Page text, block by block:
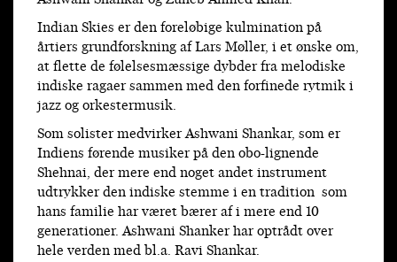
Indian Skies er den foreløbige kulmination på
årtiers grundforskning af Lars Møller, i et ønske om,
at flette de følelsesmæssige dybder fra melodiske
indiske ragaer sammen med den forfinede rytmik i
jazz og orkestermusik.
Som solister medvirker Ashwani Shankar, som er
Indiens førende musiker på den obo-lignende
Shehnai, der mere end noget andet instrument
udtrykker den indiske stemme i en tradition som
hans familie har været bærer af i mere end 10
generationer. Ashwani Shanker har optrådt over
hele verden med bl.a. Ravi Shankar.